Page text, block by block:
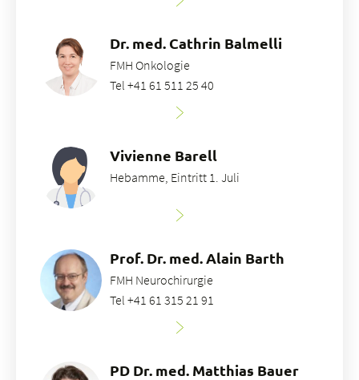
Dr. med. Cathrin Balmelli
FMH Onkologie
Tel +41 61 511 25 40
Vivienne Barell
Hebamme, Eintritt 1. Juli
Prof. Dr. med. Alain Barth
FMH Neurochirurgie
Tel +41 61 315 21 91
PD Dr. med. Matthias Bauer